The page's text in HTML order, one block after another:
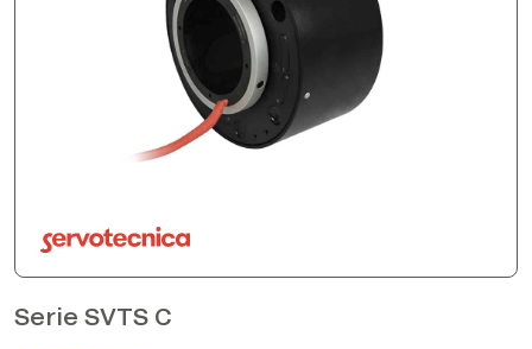
Serie SVTS C